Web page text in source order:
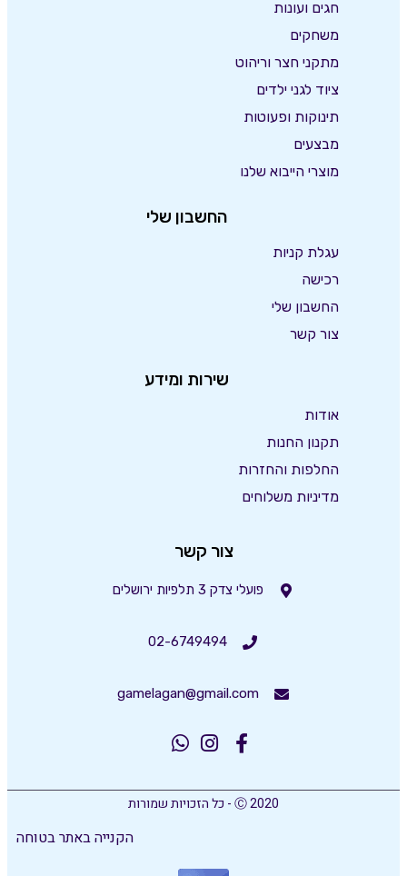
חגים ועונות
משחקים
מתקני חצר וריהוט
ציוד לגני ילדים
תינוקות ופעוטות
מבצעים
מוצרי הייבוא שלנו
החשבון שלי
עגלת קניות
רכישה
החשבון שלי
צור קשר
שירות ומידע
אודות
תקנון החנות
החלפות והחזרות
מדיניות משלוחים
צור קשר
פועלי צדק 3 תלפיות ירושלים
02-6749494
gamelagan@gmail.com
Ⓒ 2020 - כל הזכויות שמורות
הקנייה באתר בטוחה